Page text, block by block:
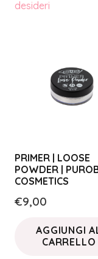
desideri
PRIMER | LOOSE
POWDER |
COSMETICS
€9,00
AGGIUNGI
CARRELLO